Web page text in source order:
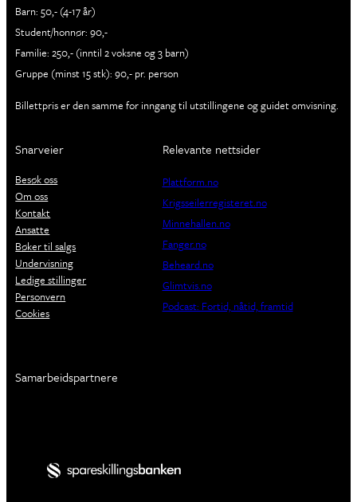
Barn: 50,- (4-17 år)
Student/honnør: 90,-
Familie: 250,- (inntil 2 voksne og 3 barn)
Gruppe (minst 15 stk): 90,- pr. person
Billettpris er den samme for inngang til utstillingene og guidet omvisning.
Snarveier
Besøk oss
Om oss
Kontakt
Ansatte
Bøker til salgs
Undervisning
Ledige stillinger
Personvern
Cookies
Relevante nettsider
Plattform.no
Krigsseilerregisteret.no
Minnehallen.no
Fanger.no
Beheard.no
Glimtvis.no
Podcast: Fortid, nåtid, framtid
Samarbeidspartnere